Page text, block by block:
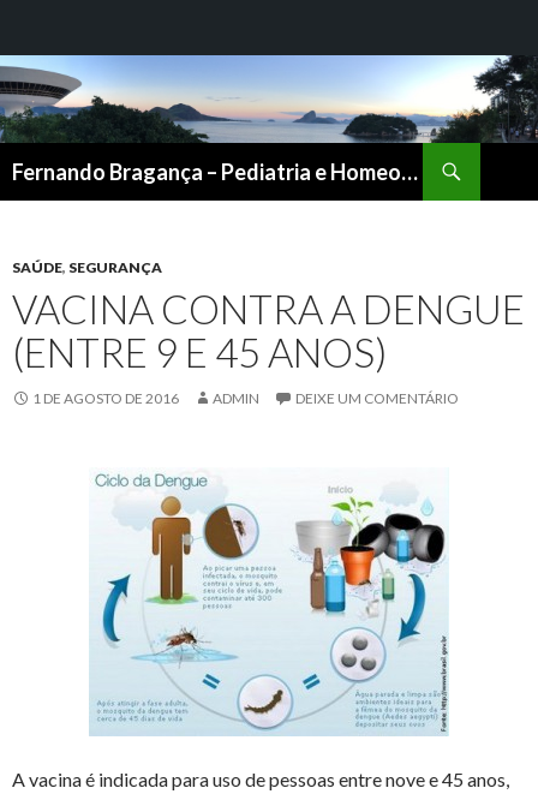
Fernando Bragança – Pediatria e Homeopatia
CONTEÚDO
SAÚDE, SEGURANÇA
VACINA CONTRA A DENGUE
(ENTRE 9 E 45 ANOS)
1 DE AGOSTO DE 2016 ADMIN DEIXE UM COMENTÁRIO
A vacina é indicada para uso de pessoas entre nove e 45 anos,